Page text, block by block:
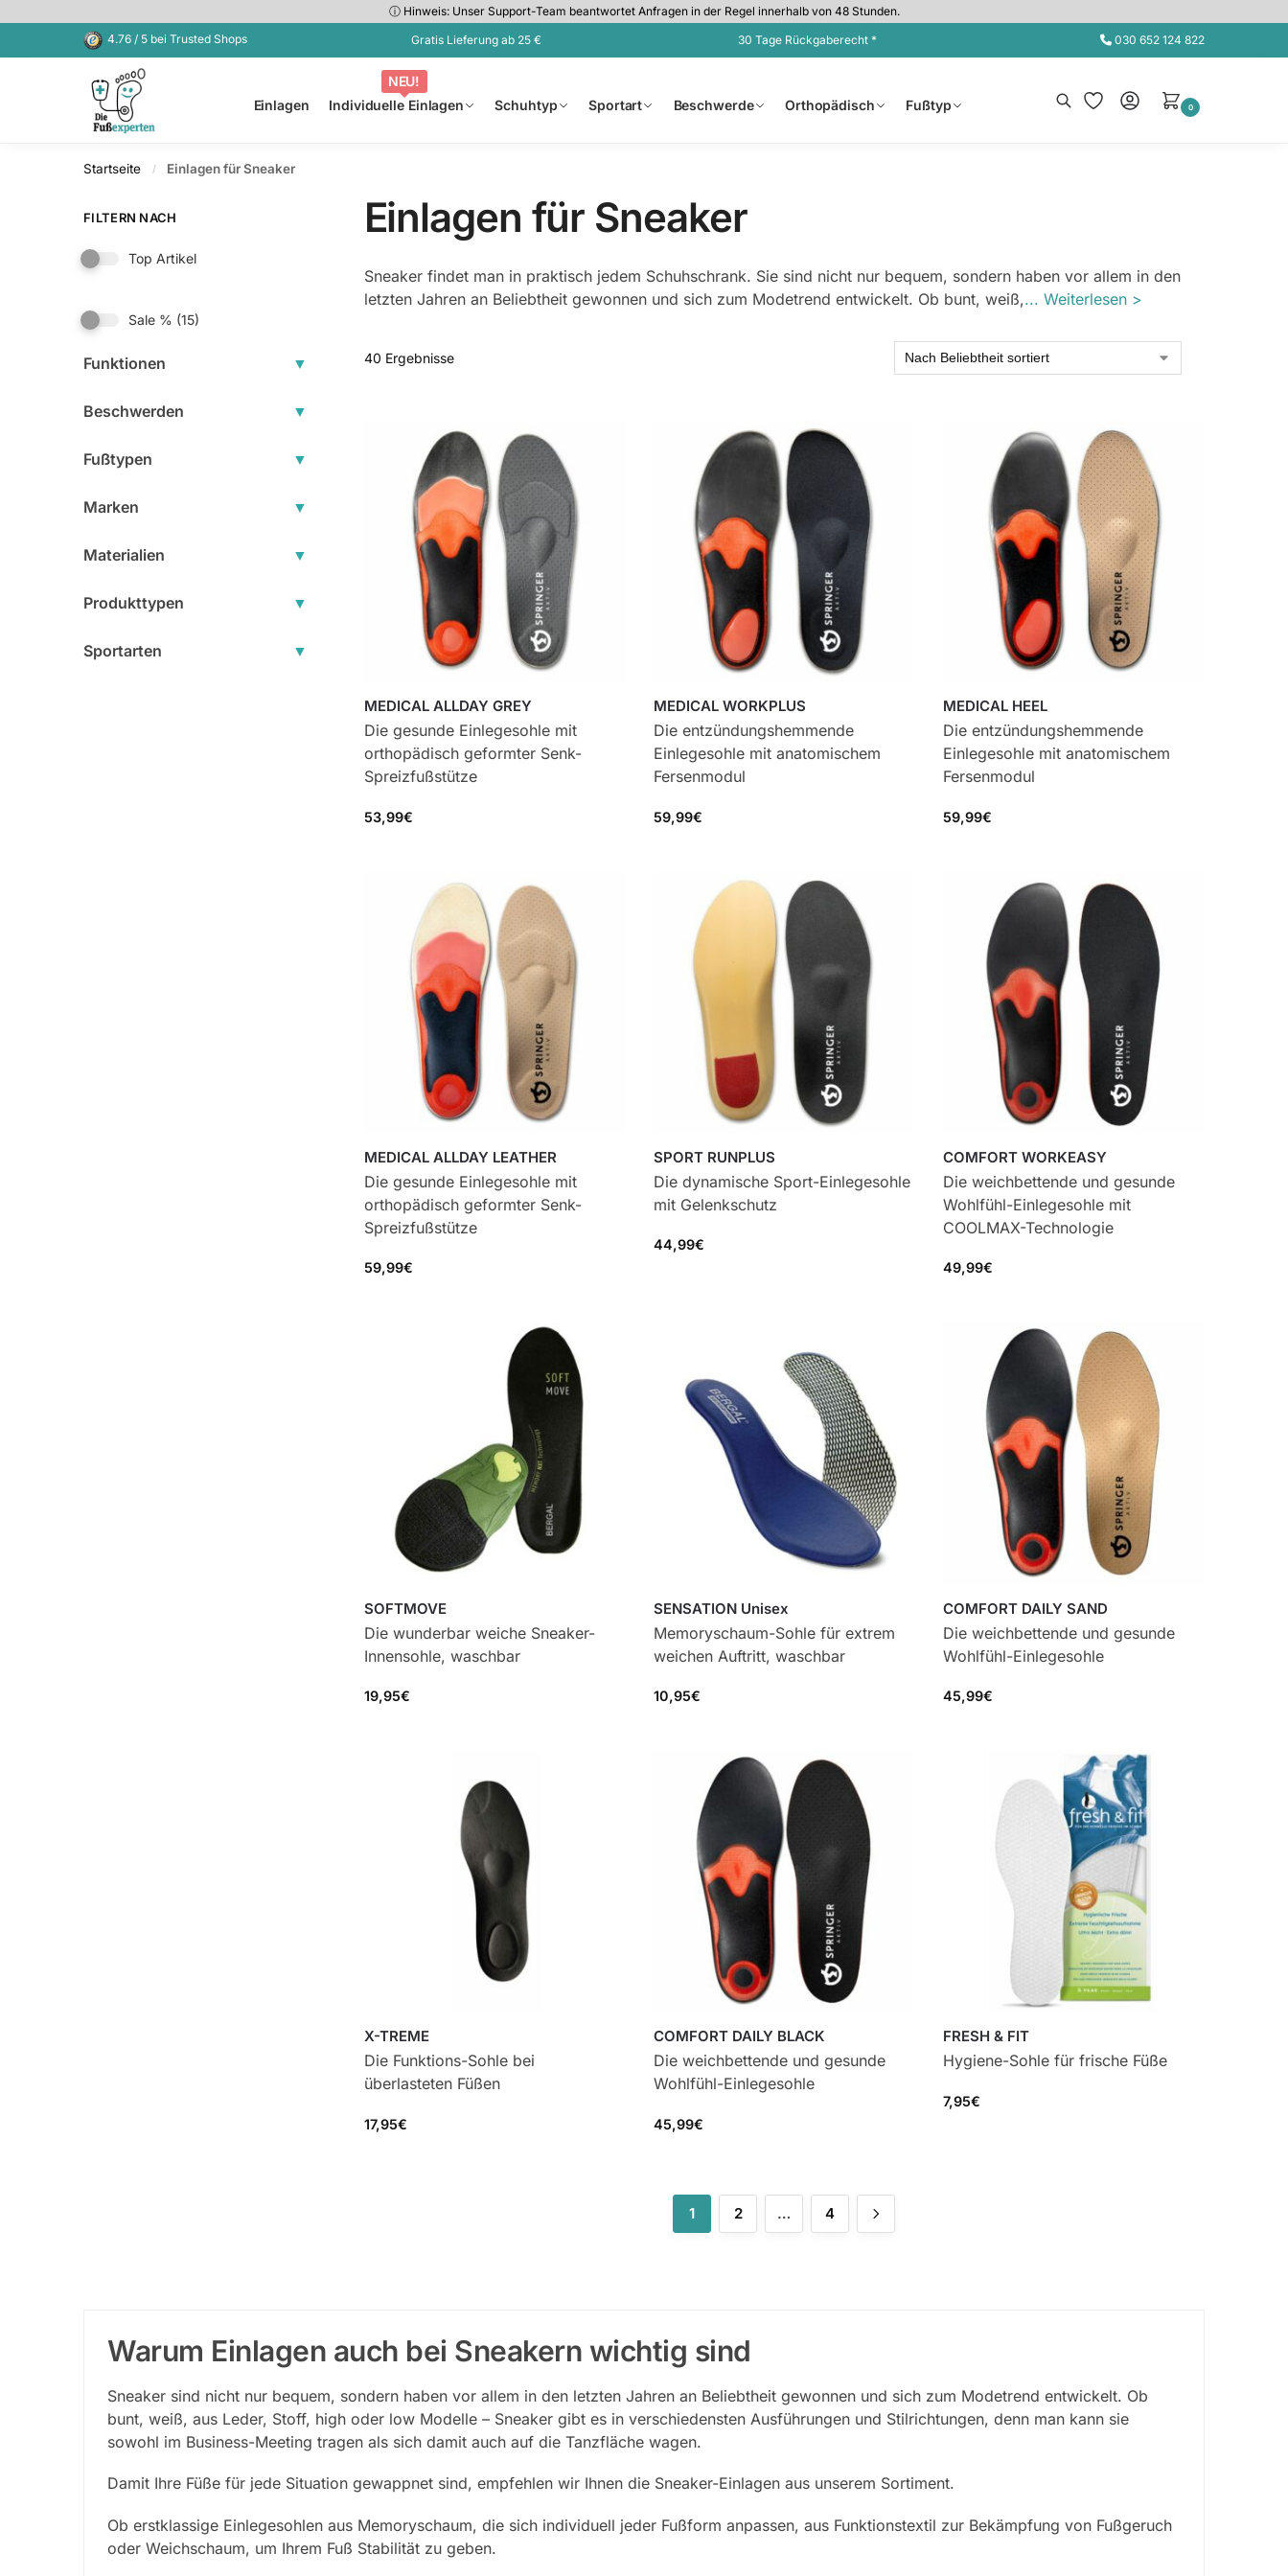
ⓘ Hinweis: Unser Support-Team beantwortet Anfragen in der Regel innerhalb von 48 Stunden.
4.76 / 5 bei Trusted Shops
Gratis Lieferung ab 25 € 30 Tage Rückgaberecht * 030 652 124 822
Einlagen
NEU!
Individuelle Einlagen
Schuhtyp Sportart Beschwerde Orthopädisch Fußtyp
Kürzlich hinzugefügt
Suche
0
Startseite / Einlagen für Sneaker
Einlagen für Sneaker
Sneaker findet man in praktisch jedem Schuhschrank. Sie sind nicht nur bequem, sondern haben vor allem in den
letzten Jahren an Beliebtheit gewonnen und sich zum Modetrend entwickelt. Ob bunt, weiß,... Weiterlesen >
40 Ergebnisse
MEDICAL ALLDAY GREY
Die gesunde Einlegesohle mit
orthopädisch geformter Senk-
Spreizfußstütze
53,99€
MEDICAL WORKPLUS
Die entzündungshemmende
Einlegesohle mit anatomischem
Fersenmodul
59,99€
MEDICAL HEEL
Die entzündungshemmende
Einlegesohle mit anatomischem
Fersenmodul
59,99€
MEDICAL ALLDAY LEATHER
Die gesunde Einlegesohle mit
orthopädisch geformter Senk-
Spreizfußstütze
59,99€
SPORT RUNPLUS
Die dynamische Sport-Einlegesohle
mit Gelenkschutz
44,99€
COMFORT WORKEASY
Die weichbettende und gesunde
Wohlfühl-Einlegesohle mit
COOLMAX-Technologie
49,99€
SOFTMOVE
Die wunderbar weiche Sneaker-
Innensohle, waschbar
19,95€
SENSATION Unisex
Memoryschaum-Sohle für extrem
weichen Auftritt, waschbar
10,95€
COMFORT DAILY SAND
Die weichbettende und gesunde
Wohlfühl-Einlegesohle
45,99€
X-TREME
Die Funktions-Sohle bei
überlasteten Füßen
17,95€
COMFORT DAILY BLACK
Die weichbettende und gesunde
Wohlfühl-Einlegesohle
45,99€
FRESH & FIT
Hygiene-Sohle für frische Füße
7,95€
1 2 … 4
FILTERN NACH
Top Artikel
Sale % (15)
Funktionen ▼
Beschwerden ▼
Fußtypen ▼
Marken ▼
Materialien ▼
Produkttypen ▼
Sportarten ▼
Warum Einlagen auch bei Sneakern wichtig sind
Sneaker sind nicht nur bequem, sondern haben vor allem in den letzten Jahren an Beliebtheit gewonnen und sich zum Modetrend entwickelt. Ob
bunt, weiß, aus Leder, Stoff, high oder low Modelle – Sneaker gibt es in verschiedensten Ausführungen und Stilrichtungen, denn man kann sie
sowohl im Business-Meeting tragen als sich damit auch auf die Tanzfläche wagen.
Damit Ihre Füße für jede Situation gewappnet sind, empfehlen wir Ihnen die Sneaker-Einlagen aus unserem Sortiment.
Ob erstklassige Einlegesohlen aus Memoryschaum, die sich individuell jeder Fußform anpassen, aus Funktionstextil zur Bekämpfung von Fußgeruch
oder Weichschaum, um Ihrem Fuß Stabilität zu geben.